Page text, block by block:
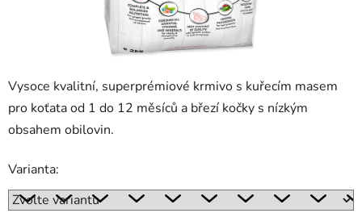
Vysoce kvalitní, superprémiové krmivo s kuřecím masem
pro koťata od 1 do 12 měsíců a březí kočky s nízkým
obsahem obilovin.
Varianta: